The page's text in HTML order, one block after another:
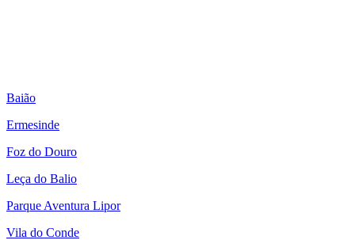
Baião
Ermesinde
Foz do Douro
Leça do Balio
Parque Aventura Lipor
Vila do Conde